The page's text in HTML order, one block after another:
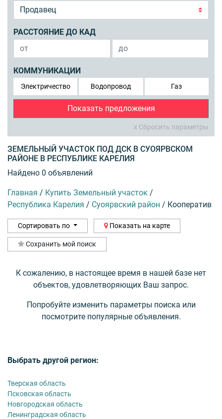
РАССТОЯНИЕ ДО КАД
КОММУНИКАЦИИ
Электричество Водопровод Газ
Показать предложения
x Сбросить параметры
ЗЕМЕЛЬНЫЙ УЧАСТОК ПОД ДСК В СУОЯРВСКОМ
РАЙОНЕ В РЕСПУБЛИКЕ КАРЕЛИЯ
Найдено 0 объявлений
Главная / Купить Земельный участок /
Республика Карелия / Суоярвский район / Кооператив
Сортировать по Показать на карте
Сохранить мой поиск
К сожалению, в настоящее время в нашей базе нет
объектов, удовлетворяющих Ваш запрос.
Попробуйте изменить параметры поиска или
посмотрите популярные объявления.
Выбрать другой регион:
Тверская область
Псковская область
Новгородская область
Ленинградская область